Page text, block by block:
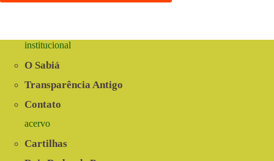
institucional
O Sabiá
Transparência Antigo
Contato
acervo
Cartilhas